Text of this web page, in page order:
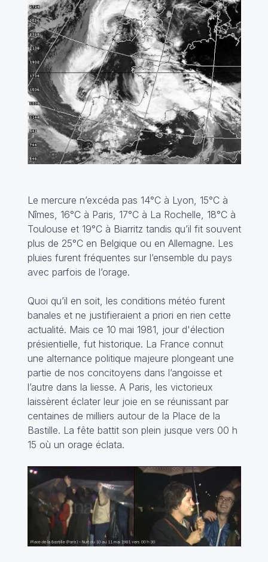
Le mercure n’excéda pas 14°C à Lyon, 15°C à
Nîmes, 16°C à Paris, 17°C à La Rochelle, 18°C à
Toulouse et 19°C à Biarritz tandis qu’il fit souvent
plus de 25°C en Belgique ou en Allemagne. Les
pluies furent fréquentes sur l’ensemble du pays
avec parfois de l’orage.
Quoi qu’il en soit, les conditions météo furent
banales et ne justifieraient a priori en rien cette
actualité. Mais ce 10 mai 1981, jour d'élection
présientielle, fut historique. La France connut
une alternance politique majeure plongeant une
partie de nos concitoyens dans l’angoisse et
l’autre dans la liesse. A Paris, les victorieux
laissèrent éclater leur joie en se réunissant par
centaines de milliers autour de la Place de la
Bastille. La fête battit son plein jusque vers 00 h
15 où un orage éclata.